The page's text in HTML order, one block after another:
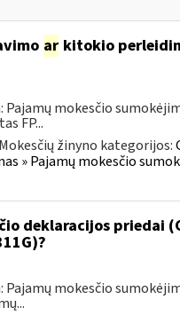
arkitokio
mokesčio
FP...
Mokesčių žinyno kategorijos:
» Pajamų mokesčio
deklaracijos priedai
mokesčio